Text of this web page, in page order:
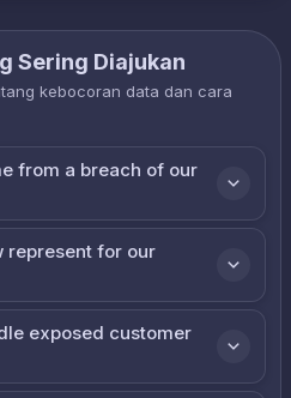
Sering Diajukan
kebocoran data dan cara
from a breach of our
represent for our
exposed customer